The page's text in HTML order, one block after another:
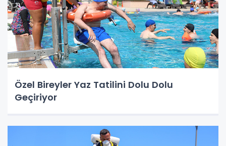
Özel Bireyler Yaz Tatilini Dolu Dolu
Geçiriyor